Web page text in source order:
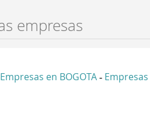
Empresas en BOGOTA - Empresas